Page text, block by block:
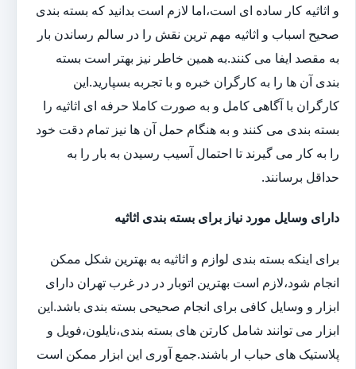
و اثاثیه کار ساده ای است،اما لازم است بدانید که بسته بندی
صحیح اسباب و اثاثیه مهم ترین نقش را در سالم رساندن بار
به مقصد ایفا می کنند.به همین خاطر نیز بهتر است بسته
بندی آن ها را به کارگران خبره و با تجربه بسپارید.این
کارگران با آگاهی کامل و به صورت کاملا حرفه ای اثاثیه را
بسته بندی می کنند و به هنگام حمل آن ها نیز تمام دقت خود
را به کار می گیرند تا احتمال آسیب رسیدن به بار را به
حداقل برسانند.
دارای وسایل مورد نیاز برای بسته بندی اثاثیه
برای اینکه بسته بندی لوازم و اثاثیه به بهترین شکل ممکن
انجام شود،لازم است بهترین اتوبار در در غرب تهران دارای
ابزار و وسایل کافی برای انجام صحیحی بسته بندی باشد.این
ابزار می توانند شامل کارتن های بسته بندی،نایلون،فویل و
پلاستیک های حباب ار باشند.جمع آوری این ابزار ممکن است